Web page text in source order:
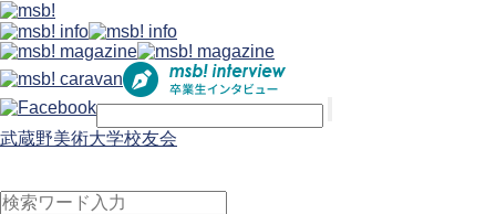
武蔵野美術大学校友会